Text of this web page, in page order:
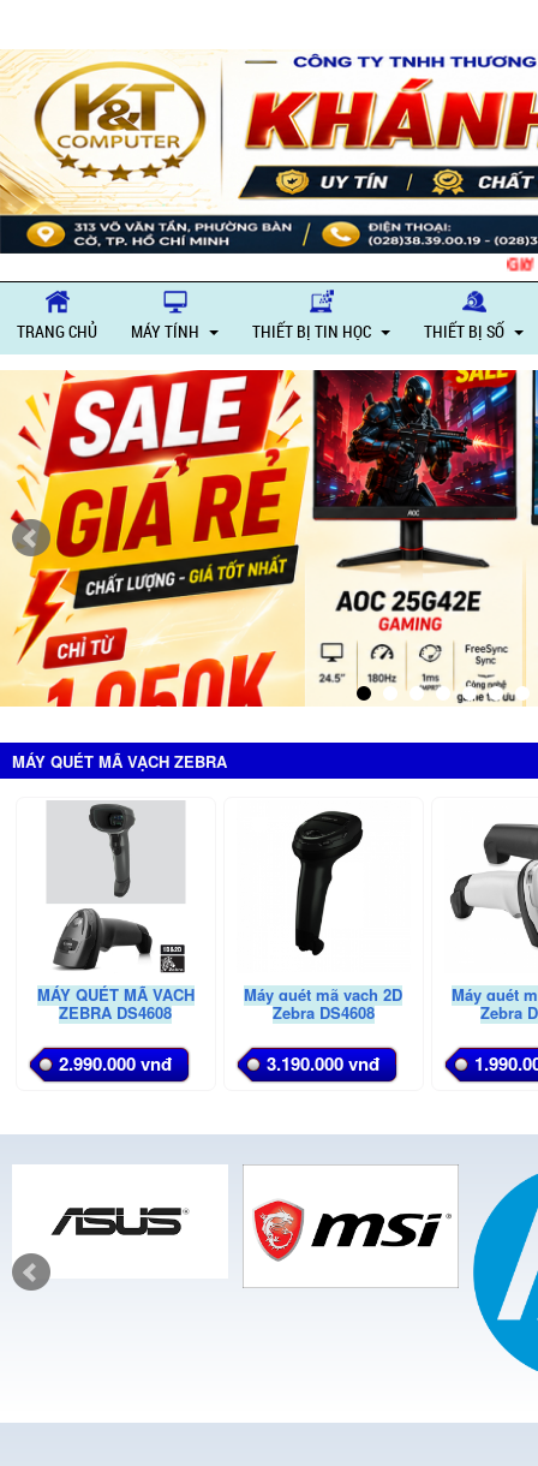
Giờ làm
TRANG CHỦ MÁY TÍNH THIẾT BỊ TIN HỌC THIẾT BỊ SỐ
MÁY QUÉT MÃ VẠCH ZEBRA
MÁY QUÉT MÃ VẠCH
ZEBRA DS4608
2.990.000 vnđ
Máy quét mã vạch 2D
Zebra DS4608
3.190.000 vnđ
Máy quét
Zebra